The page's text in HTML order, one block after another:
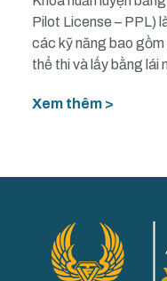
Pilot License – PPL)
các kỹ năng bao
thể thi và lấy bằng lái
Xem thêm >